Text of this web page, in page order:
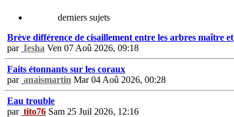
derniers sujets
Brève différence de cisaillement entre les arbres maître et
par Iesha Ven 07 Aoû 2026, 09:18
Faits étonnants sur les coraux
par anaismartin Mar 04 Aoû 2026, 00:28
Eau trouble
par tito76 Sam 25 Juil 2026, 12:16